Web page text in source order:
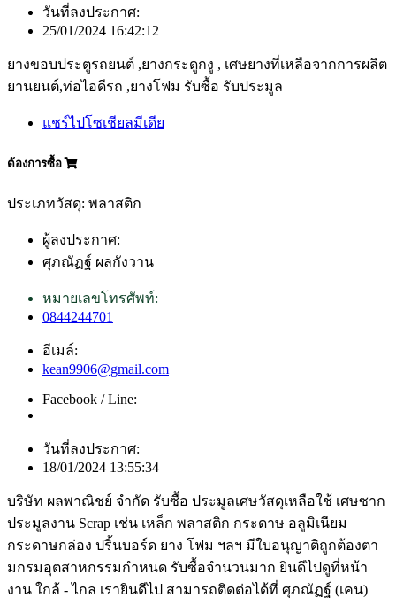
วันที่ลงประกาศ:
25/01/2024 16:42:12
ยางขอบประตูรถยนต์ ,ยางกระดูกงู , เศษยางที่เหลือจากการผลิต
ยานยนต์,ท่อไอดีรถ ,ยางโฟม รับซื้อ รับประมูล
แชร์ไปโซเชียลมีเดีย
ต้องการซื้อ
ประเภทวัสดุ: พลาสติก
ผู้ลงประกาศ:
ศุภณัฏฐ์ ผลกังวาน
หมายเลขโทรศัพท์:
0844244701
อีเมล์:
kean9906@gmail.com
Facebook / Line:
วันที่ลงประกาศ:
18/01/2024 13:55:34
บริษัท ผลพาณิชย์ จำกัด รับซื้อ ประมูลเศษวัสดุเหลือใช้ เศษซาก
ประมูลงาน Scrap เช่น เหล็ก พลาสติก กระดาษ อลูมิเนียม
กระดาษกล่อง ปริ้นบอร์ด ยาง โฟม ฯลฯ มีใบอนุญาติถูกต้องตา
มกรมอุตสาหกรรมกำหนด รับซื้อจำนวนมาก ยินดีไปดูที่หน้า
งาน ใกล้ - ไกล เรายินดีไป สามารถติดต่อได้ที่ ศุภณัฏฐ์ (เคน)